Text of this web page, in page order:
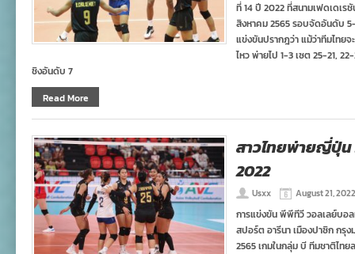
ที่ 14 ปี 2022 ที่สนามเฟดเดเร
สิงหาคม 2565 รอบจัดอันดับ
แข่งขันปรากฎว่า แม้ว่าทีมไทยจ
ไหว พ่ายไป 1-3 เซต 25-21,
ชิงอันดับ 7
Read More
สาวไทยพ่ายญี่ปุ่น
2022
Usxx August 21, 2022
การแข่งขัน พีพีทีวี วอลเลย์บ
สปอร์ต อารีนา เมืองปาซิก กรุ
2565 เกมในกลุ่ม บี ทีมชาติไ